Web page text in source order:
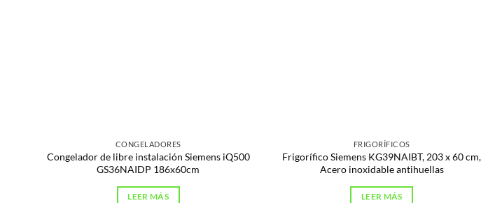
CONGELADORES
Congelador de libre instalación Siemens iQ500
GS36NAIDP 186x60cm
LEER MÁS
FRIGORÍFICOS
Frigorífico Siemens KG39NAIBT, 203 x 60 cm,
Acero inoxidable antihuellas
LEER MÁS